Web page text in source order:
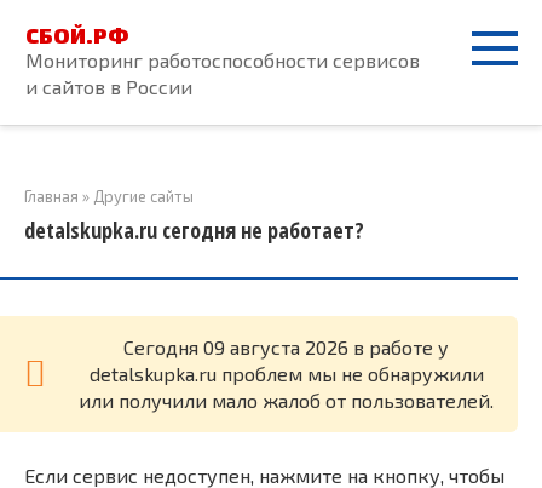
контенту
СБОЙ.РФ
Мониторинг работоспособности сервисов
и сайтов в России
Главная » Другие сайты
detalskupka.ru сегодня не работает?
Cегодня 09 августа 2026 в работе у
detalskupka.ru проблем мы не обнаружили
или получили мало жалоб от пользователей.
Если сервис недоступен, нажмите на кнопку, чтобы